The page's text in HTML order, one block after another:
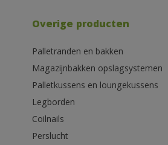
Overige producten
Palletranden en bakken
Magazijnbakken opslagsystemen
Palletkussens en loungekussens
Legborden
Coilnails
Perslucht